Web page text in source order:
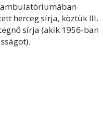
ambulatóriumában
herceg sírja, köztük III.
sírja (akik 1956-ban